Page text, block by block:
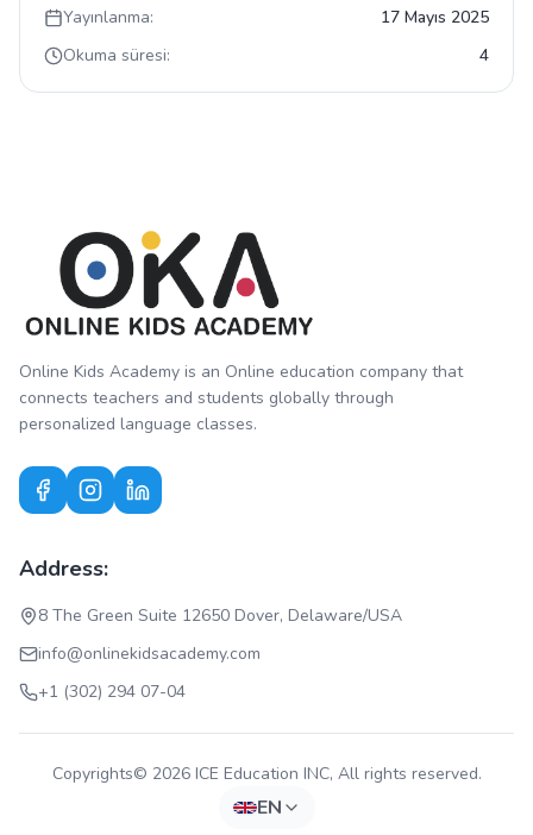
Yayınlanma:
17 Mayıs 2025
Okuma süresi:
4
Online Kids Academy is an Online education company that
connects teachers and students globally through
personalized language classes.
Address:
8 The Green Suite 12650 Dover, Delaware/USA
info@onlinekidsacademy.com
+1 (302) 294 07-04
Copyrights© 2026 ICE Education INC, All rights reserved.
EN